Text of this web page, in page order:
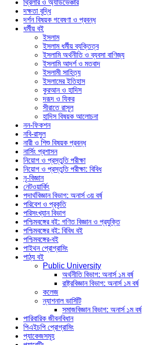
থ্রিলার ও অ্যাডভেঞ্চার
দক্ষতা বৃদ্ধি
দর্শন বিষয়ক গবেষণা ও প্রবন্ধ
ধর্মীয় বই
ইসলাম
ইসলাম ধর্মীয় ব্যক্তিত্ব
ইসলামি অর্থনীতি ও ব্যবসা বাণিজ্য
ইসলামি আদর্শ ও মতবাদ
ইসলামী সাহিত্য
ইসলামের ইতিহাস
কুরআন ও হাদিস
দরূদ ও যিকর
সীরাতে রাসূল
হাদিস বিষয়ক আলোচনা
নন-ফিকশন
নবি-রাসুল
নারী ও শিশু বিষয়ক প্রবন্ধ
নার্সিং প্রশাসন
নিয়োগ ও প্রস্তুতি পরীক্ষা
নিয়োগ ও প্রস্তুতি পরীক্ষা: বিবিধ
নৃ-বিজ্ঞান
নেটওয়ার্কিং
পদার্থবিজ্ঞান বিভাগ: অনার্স ৩য় বর্ষ
পরিবেশ ও প্রকৃতি
পরিসংখ্যান বিভাগ
পশ্চিমবঙ্গের বই: গণিত বিজ্ঞান ও প্রযুক্তি
পশ্চিমবঙ্গের বই: বিবিধ বই
পশ্চিমবঙ্গের-বই
পাইথন প্রোগ্রামিং
পাঠ্য বই
Public University
অর্থনীতি বিভাগ: অনার্স ১ম বর্ষ
রাষ্ট্রবিজ্ঞান বিভাগ: অনার্স ১ম বর্ষ
কলেজ
ন্যাশনাল ভার্সিটি
সমাজবিজ্ঞান বিভাগ: অনার্স ১ম বর্ষ
পারিবারিক জীবনবিধান
পিএইচপি প্রোগ্রামিং
প্যাকেজসমূহ